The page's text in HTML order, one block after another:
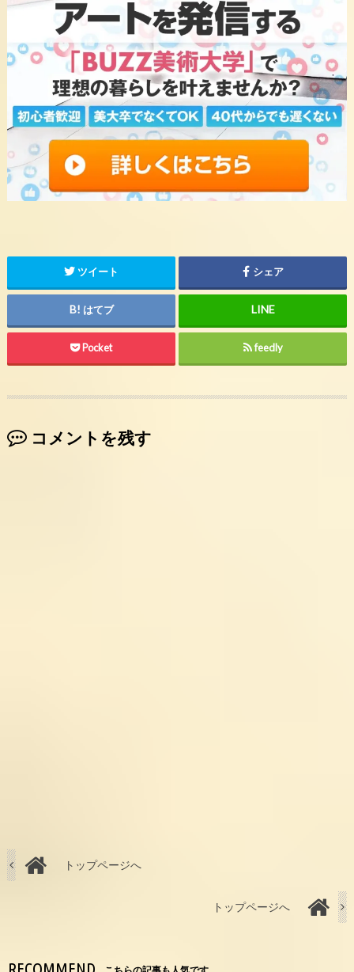
ツイート シェア
はてブ
Pocket feedly
コメントを残す
トップページへ
トップページへ